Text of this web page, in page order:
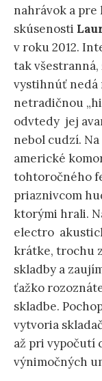
nahrávok a
skúsenosti
v roku 2012.
tak všestranná,
vystihnúť nedá
netradičnou
odvtedy jej
nebol cudzí.
americké
tohtoročného
priaznivcom
ktorými hrali.
electro
krátke, trochu
skladby a
ťažko
skladbe.
vytvoria
až pri vypočutí
výnimočných